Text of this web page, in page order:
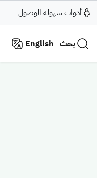
أدوات سهولة الوصول
بحث English